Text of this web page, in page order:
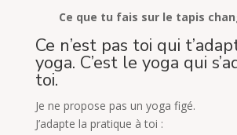
Ce que tu fais sur le tapis
Ce n’est pas toi qui
yoga. C’est le yoga qui
toi.
Je ne propose pas un yoga figé.
J’adapte la pratique à toi :